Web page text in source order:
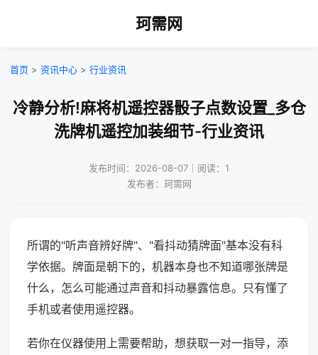
珂需网
首页 > 资讯中心 > 行业资讯
冷静分析!麻将机遥控器骰子点数设置_多仓
洗牌机遥控加装细节-行业资讯
发布时间：2026-08-07｜阅读：1
发布者：珂需网
所谓的"听声音辨好牌"、"看抖动猜牌面"基本没有科
学依据。牌面是朝下的，机器本身也不知道哪张牌是
什么，怎么可能通过声音和抖动暴露信息。只有懂了
手机或者使用遥控器。
若你在仪器使用上需要帮助，想获取一对一指导，添